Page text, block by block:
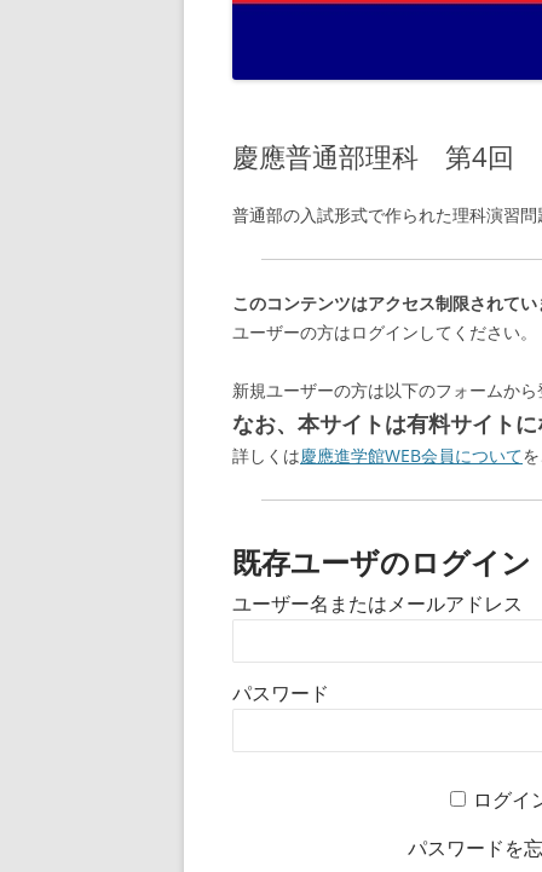
慶應普通部理科 第4回
普通部の入試形式で作られた理科演習
このコンテンツはアクセス制限されてい
ユーザーの方はログインしてください。
新規ユーザーの方は以下のフォームか
なお、本サイトは有料サイト
詳しくは慶應進学館WEB会員について
既存ユーザのログイン
ユーザー名またはメールアドレス
パスワード
ログイ
パスワードを